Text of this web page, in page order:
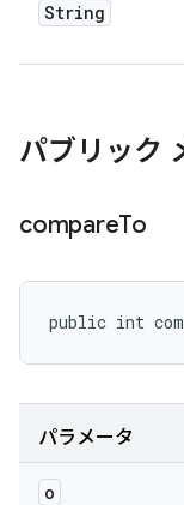
String
パブリック
compareTo
public int
パラメータ
o